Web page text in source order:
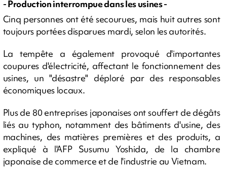
- Production interrompue dans les usines -
Cinq personnes ont été secourues, mais huit autres sont
toujours portées disparues mardi, selon les autorités.
La tempête a également provoqué d'importantes
coupures d'électricité, affectant le fonctionnement des
usines, un "désastre" déploré par des responsables
économiques locaux.
Plus de 80 entreprises japonaises ont souffert de dégâts
liés au typhon, notamment des bâtiments d'usine, des
machines, des matières premières et des produits, a
expliqué à l'AFP Susumu Yoshida, de la chambre
japonaise de commerce et de l'industrie au Vietnam.